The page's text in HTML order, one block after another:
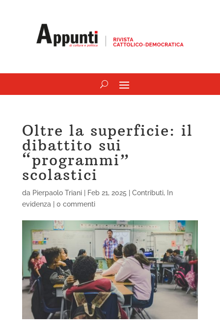
Oltre la superficie: il
dibattito sui
“programmi”
scolastici
da Pierpaolo Triani| Feb 21, 2025 Contributi,
In
evidenza
0 commenti